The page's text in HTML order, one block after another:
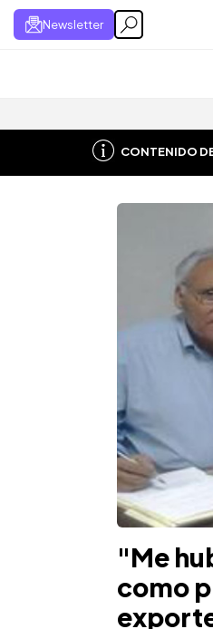
Newsletter
CONTENIDO
"Me
como